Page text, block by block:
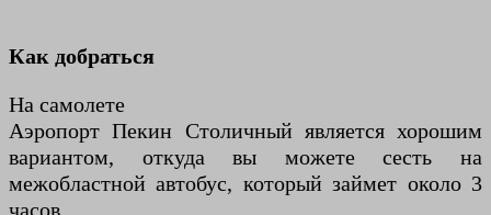
Как добраться
На самолете
Аэропорт Пекин Столичный является хорошим
вариантом, откуда вы можете сесть на
межобластной автобус, который займет около 3
часов.